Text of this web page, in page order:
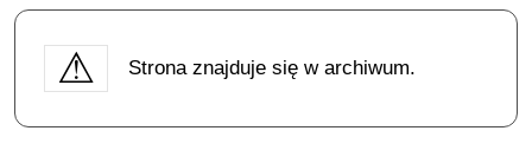
Strona znajduje się w archiwum.